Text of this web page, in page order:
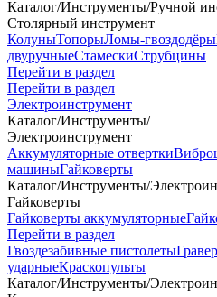
Каталог/Инструменты/Ручной
Столярный инструмент
КолуныТопорыЛомы-гвоздодёры
двуручныеСтамескиСтрубцины
Перейти в раздел
Перейти в раздел
Электроинструмент
Каталог/Инструменты/
Электроинструмент
Аккумуляторные отвертки
машиныГайковерты
Каталог/Инструменты/
Гайковерты
Гайковерты аккумуляторные
Перейти в раздел
Гвоздезабивные пистолеты
ударныеКраскопульты
Каталог/Инструменты/